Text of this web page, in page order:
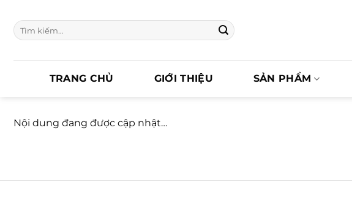
đến
nội
Tìm
kiếm:
TRANG CHỦ GIỚI THIỆU SẢN PHẨM
Nội dung đang được cập nhật…